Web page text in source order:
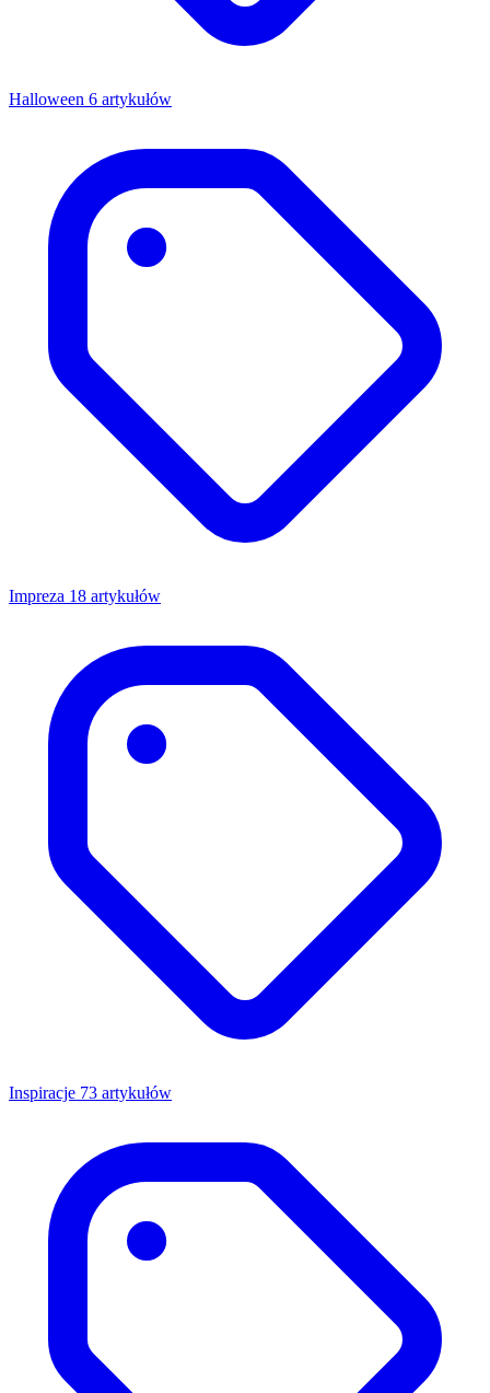
Halloween 6 artykułów
Impreza 18 artykułów
Inspiracje 73 artykułów